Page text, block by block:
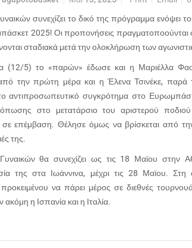
συνεχίζει το δικό της πρόγραμμα ενόψει
2025! Οι προπονήσεις πραγματοποούνται
σταδιακά μετά την ολοκλήρωση των
(12/5) το «παρών» έδωσε και η Μαριέλλα
από την πρώτη μέρα και η Έλενα Τσινέκε, παρά
αντιπροσωπευτικό συγκρότημα στο
στο μετατάρσιο του αριστερού
σε επέμβαση. Θέλησε όμως να βρίσκεται από
της.
θα συνεχίζει ως τις 18 Μαϊου στην
της στα Ιωάννινα, μέχρι τις 28 Μαϊου. Στη
να πάρει μέρος σε διεθνές
ακόμη η Ισπανία και η Ιταλία.